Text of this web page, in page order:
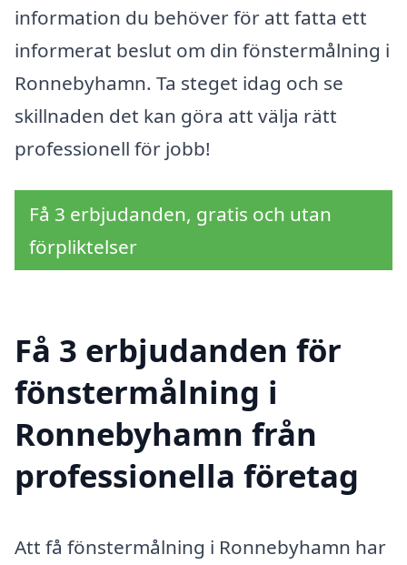
information du behöver för att fatta ett
informerat beslut om din fönstermålning i
Ronnebyhamn. Ta steget idag och se
skillnaden det kan göra att välja rätt
professionell för jobb!
Få 3 erbjudanden, gratis och utan
förpliktelser
Få 3 erbjudanden för
fönstermålning i
Ronnebyhamn från
professionella företag
Att få fönstermålning i Ronnebyhamn har